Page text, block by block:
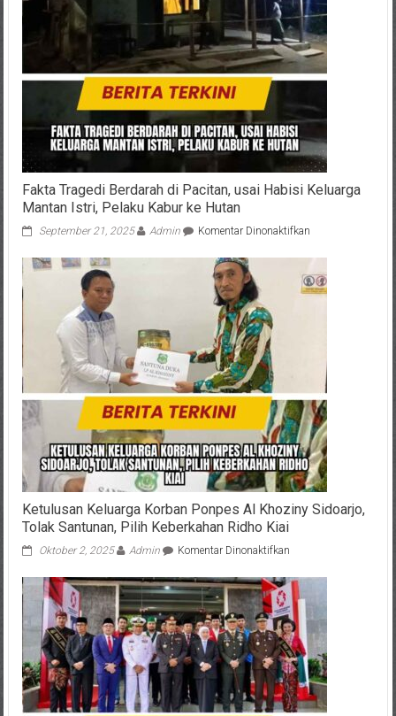
Fakta Tragedi Berdarah di Pacitan, usai Habisi Keluarga
Mantan Istri, Pelaku Kabur ke Hutan
September 21, 2025 Admin Komentar Dinonaktifkanpada
Tragedi
Berdarah
di
Mantan
Istri,
Pelaku
Kabur
ke
Hutan
Ketulusan Keluarga Korban Ponpes Al Khoziny Sidoarjo,
Tolak Santunan, Pilih Keberkahan Ridho Kiai
Oktober 2, 2025 Admin Komentar Dinonaktifkanpada
Keluarga
Korban
Ponpes
Al
Khoziny
Sidoarjo,
Tolak
Santunan,
Pilih